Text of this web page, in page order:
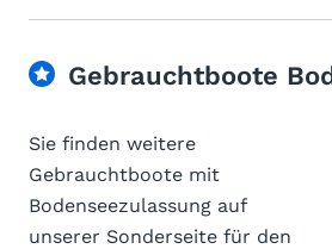
Gebrauchtboote
Sie finden weitere
Gebrauchtboote mit
Bodenseezulassung auf
unserer Sonderseite für den